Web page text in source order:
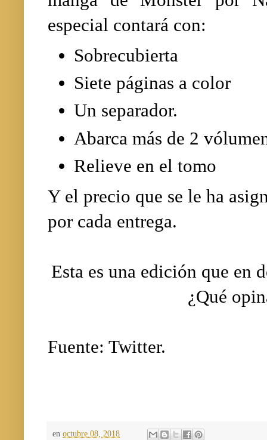
especial contará con:
Sobrecubierta
Siete páginas a color
Un separador.
Abarca más de 2
Relieve en el tomo
Y el precio que se le ha
por cada entrega.
Esta es una edición que en
¿Qué
Fuente: Twitter.
en octubre 08, 2018